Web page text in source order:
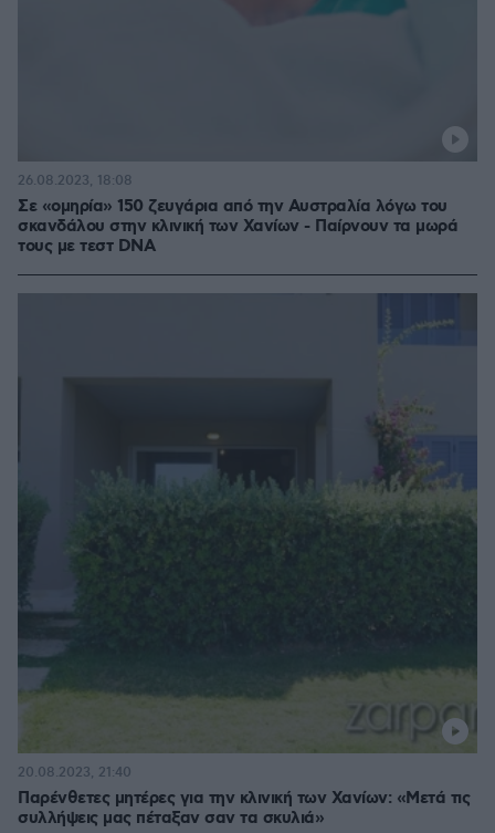
Σε «ομηρία» 150 ζευγάρια από την Αυστραλία λόγω του
σκανδάλου στην κλινική των Χανίων - Παίρνουν τα μωρά
τους με τεστ DNA
26.08.2023, 18:08
Παρένθετες μητέρες για την κλινική των Χανίων: «Μετά τις
συλλήψεις μας πέταξαν σαν τα σκυλιά»
20.08.2023, 21:40